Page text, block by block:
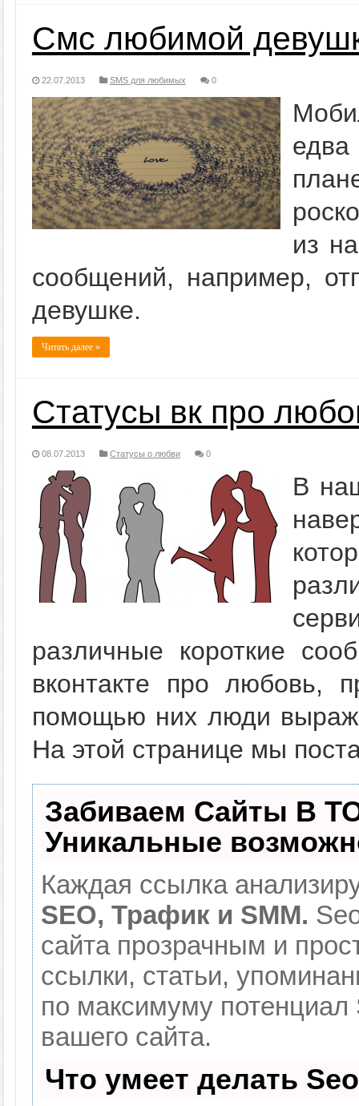
Смс любимой
22.07.2013 SMS для любимых 0
из
сообщений, например,
девушке.
Читать далее »
Статусы вк про
08.07.2013 Статусы о любви 0
В
различные короткие
вконтакте про любовь,
помощью них люди
На этой странице мы
Забиваем Сайты В
Уникальные
Каждая ссылка
SEO, Трафик и SMM.
сайта прозрачным и
ссылки, статьи,
по максимуму
вашего сайта.
Что умеет делать